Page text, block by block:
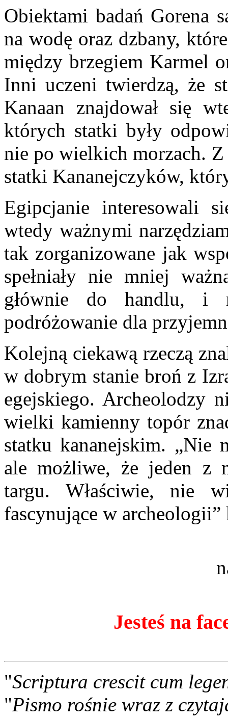
Obiektami badań Gorena
na wodę oraz dzbany,
między brzegiem Karmel
Inni uczeni twierdzą, że
Kanaan znajdował się
których statki były
nie po wielkich morzach.
statki Kananejczyków,
Egipcjanie interesowali
wtedy ważnymi
tak zorganizowane jak
spełniały nie mniej
głównie do handlu, i
podróżowanie dla
Kolejną ciekawą rzeczą
w dobrym stanie broń z
egejskiego. Archeolodzy
wielki kamienny topór
statku kananejskim. „Nie
ale możliwe, że jeden z
targu. Właściwie, nie
fascynujące w
Jesteś na
"Scriptura crescit cum
"Pismo rośnie wraz z